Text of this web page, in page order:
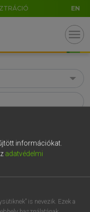
EN
menu
szótár
információkat.
adatvédelmi
is nevezik. Ezek a
p
ű Ω
AltGr